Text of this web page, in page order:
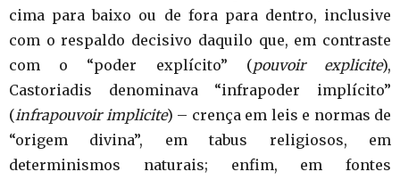
cima para baixo ou de fora para dentro, inclusive
com o respaldo decisivo daquilo que, em contraste
com o “poder explícito” (pouvoir explicite),
Castoriadis denominava “infrapoder implícito”
(infrapouvoir implicite) – crença em leis e normas de
“origem divina”, em tabus religiosos, em
determinismos naturais; enfim, em fontes